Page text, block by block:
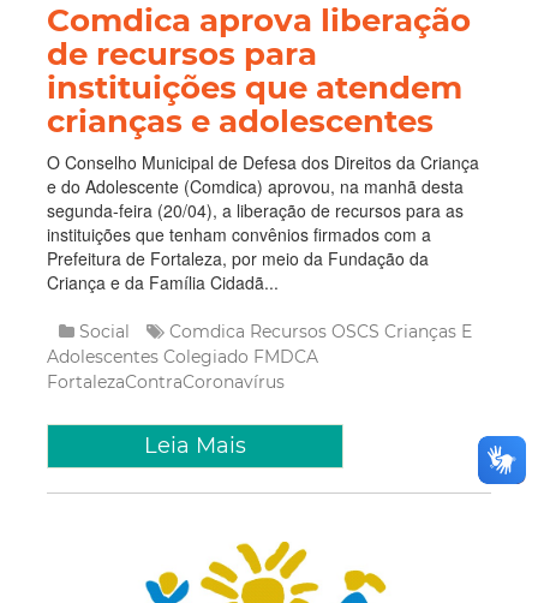
Comdica aprova liberação
de recursos para
instituições que atendem
crianças e adolescentes
O Conselho Municipal de Defesa dos Direitos da Criança
e do Adolescente (Comdica) aprovou, na manhã desta
segunda-feira (20/04), a liberação de recursos para as
instituições que tenham convênios firmados com a
Prefeitura de Fortaleza, por meio da Fundação da
Criança e da Família Cidadã...
Social Comdica Recursos OSCS Crianças E
Adolescentes Colegiado FMDCA
FortalezaContraCoronavírus
Leia Mais